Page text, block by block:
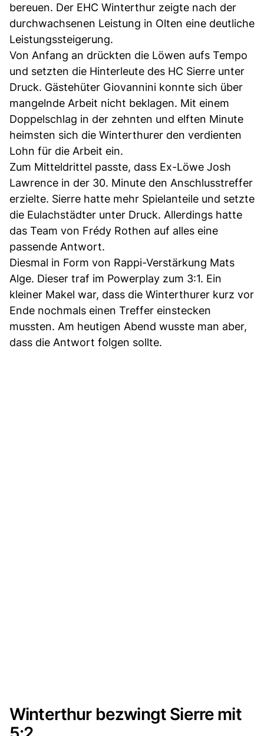
bereuen. Der EHC Winterthur zeigte nach der
durchwachsenen Leistung in Olten eine deutliche
Leistungssteigerung.
Von Anfang an drückten die Löwen aufs Tempo
und setzten die Hinterleute des HC Sierre unter
Druck. Gästehüter Giovannini konnte sich über
mangelnde Arbeit nicht beklagen. Mit einem
Doppelschlag in der zehnten und elften Minute
heimsten sich die Winterthurer den verdienten
Lohn für die Arbeit ein.
Zum Mitteldrittel passte, dass Ex-Löwe Josh
Lawrence in der 30. Minute den Anschlusstreffer
erzielte. Sierre hatte mehr Spielanteile und setzte
die Eulachstädter unter Druck. Allerdings hatte
das Team von Frédy Rothen auf alles eine
passende Antwort.
Diesmal in Form von Rappi-Verstärkung Mats
Alge. Dieser traf im Powerplay zum 3:1. Ein
kleiner Makel war, dass die Winterthurer kurz vor
Ende nochmals einen Treffer einstecken
mussten. Am heutigen Abend wusste man aber,
dass die Antwort folgen sollte.
Winterthur bezwingt Sierre mit